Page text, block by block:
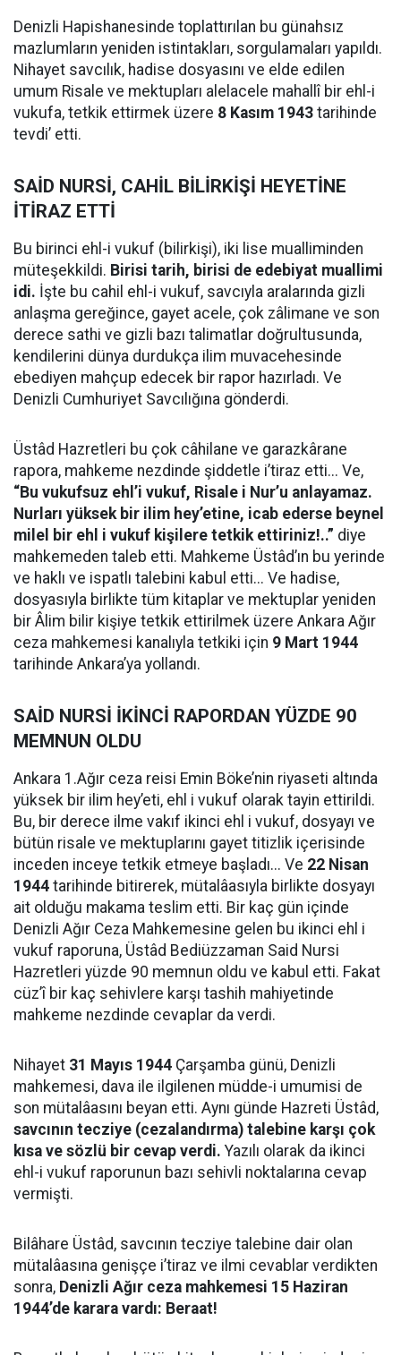
Denizli Hapishanesinde toplattırılan bu günahsız
mazlumların yeniden istintakları, sorgulamaları yapıldı.
Nihayet savcılık, hadise dosyasını ve elde edilen
umum Risale ve mektupları alelacele mahallî bir ehl-i
vukufa, tetkik ettirmek üzere 8 Kasım 1943 tarihinde
tevdi’ etti.
SAİD NURSİ, CAHİL BİLİRKİŞİ HEYETİNE
İTİRAZ ETTİ
Bu birinci ehl-i vukuf (bilirkişi), iki lise mualliminden
müteşekkildi. Birisi tarih, birisi de edebiyat muallimi
idi. İşte bu cahil ehl-i vukuf, savcıyla aralarında gizli
anlaşma gereğince, gayet acele, çok zâlimane ve son
derece sathi ve gizli bazı talimatlar doğrultusunda,
kendilerini dünya durdukça ilim muvacehesinde
ebediyen mahçup edecek bir rapor hazırladı. Ve
Denizli Cumhuriyet Savcılığına gönderdi.
Üstâd Hazretleri bu çok câhilane ve garazkârane
rapora, mahkeme nezdinde şiddetle i’tiraz etti... Ve,
“Bu vukufsuz ehl’i vukuf, Risale i Nur’u anlayamaz.
Nurları yüksek bir ilim hey’etine, icab ederse beynel
milel bir ehl i vukuf kişilere tetkik ettiriniz!..” diye
mahkemeden taleb etti. Mahkeme Üstâd’ın bu yerinde
ve haklı ve ispatlı talebini kabul etti... Ve hadise,
dosyasıyla birlikte tüm kitaplar ve mektuplar yeniden
bir Âlim bilir kişiye tetkik ettirilmek üzere Ankara Ağır
ceza mahkemesi kanalıyla tetkiki için 9 Mart 1944
tarihinde Ankara’ya yollandı.
SAİD NURSİ İKİNCİ RAPORDAN YÜZDE 90
MEMNUN OLDU
Ankara 1.Ağır ceza reisi Emin Böke’nin riyaseti altında
yüksek bir ilim hey’eti, ehl i vukuf olarak tayin ettirildi.
Bu, bir derece ilme vakıf ikinci ehl i vukuf, dosyayı ve
bütün risale ve mektuplarını gayet titizlik içerisinde
inceden inceye tetkik etmeye başladı... Ve 22 Nisan
1944 tarihinde bitirerek, mütalâasıyla birlikte dosyayı
ait olduğu makama teslim etti. Bir kaç gün içinde
Denizli Ağır Ceza Mahkemesine gelen bu ikinci ehl i
vukuf raporuna, Üstâd Bediüzzaman Said Nursi
Hazretleri yüzde 90 memnun oldu ve kabul etti. Fakat
cüz’î bir kaç sehivlere karşı tashih mahiyetinde
mahkeme nezdinde cevaplar da verdi.
Nihayet 31 Mayıs 1944 Çarşamba günü, Denizli
mahkemesi, dava ile ilgilenen müdde-i umumisi de
son mütalâasını beyan etti. Aynı günde Hazreti Üstâd,
savcının tecziye (cezalandırma) talebine karşı çok
kısa ve sözlü bir cevap verdi. Yazılı olarak da ikinci
ehl-i vukuf raporunun bazı sehivli noktalarına cevap
vermişti.
Bilâhare Üstâd, savcının tecziye talebine dair olan
mütalâasına genişçe i’tiraz ve ilmi cevablar verdikten
sonra, Denizli Ağır ceza mahkemesi 15 Haziran
1944’de karara vardı: Beraat!